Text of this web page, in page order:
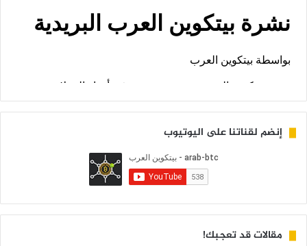
إنضم لقناتنا على اليوتيوب
مقالات قد تعجبك!